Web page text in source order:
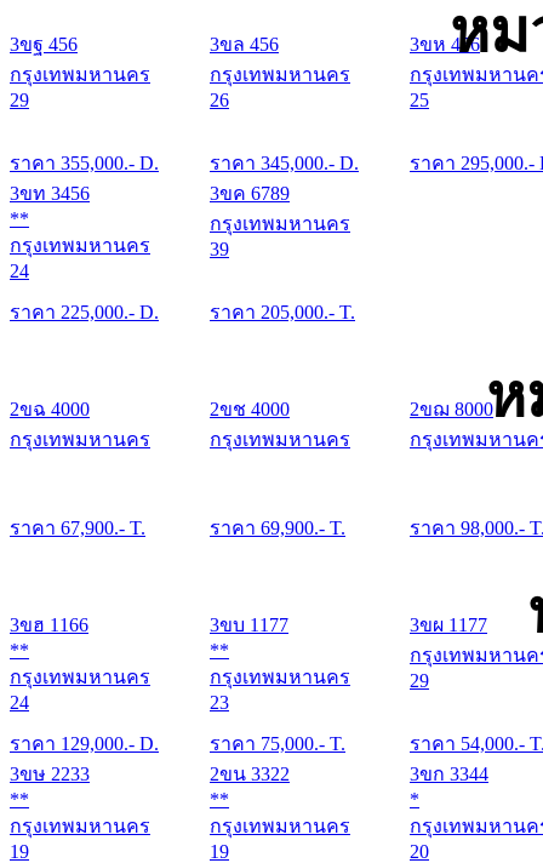
หม
3ขฐ 456
กรุงเทพมหานคร
29
ราคา 355,000.- D.
3ขล 456
กรุงเทพมหานคร
26
ราคา 345,000.- D.
3ขห 456
กรุงเทพมหานค
25
ราคา 295,000.-
3ขท 3456
**
กรุงเทพมหานคร
24
ราคา 225,000.- D.
3ขค 6789
กรุงเทพมหานคร
39
ราคา 205,000.- T.
ห
2ขฉ 4000
กรุงเทพมหานคร
ราคา 67,900.- T.
2ขช 4000
กรุงเทพมหานคร
ราคา 69,900.- T.
2ขฌ 8000
กรุงเทพมหานค
ราคา 98,000.-
3ขฮ 1166
**
กรุงเทพมหานคร
24
ราคา 129,000.- D.
3ขบ 1177
**
กรุงเทพมหานคร
23
ราคา 75,000.- T.
3ขผ 1177
กรุงเทพมหานค
29
ราคา 54,000.-
3ขษ 2233
**
กรุงเทพมหานคร
19
2ขน 3322
**
กรุงเทพมหานคร
19
3ขก 3344
*
กรุงเทพมหานค
20